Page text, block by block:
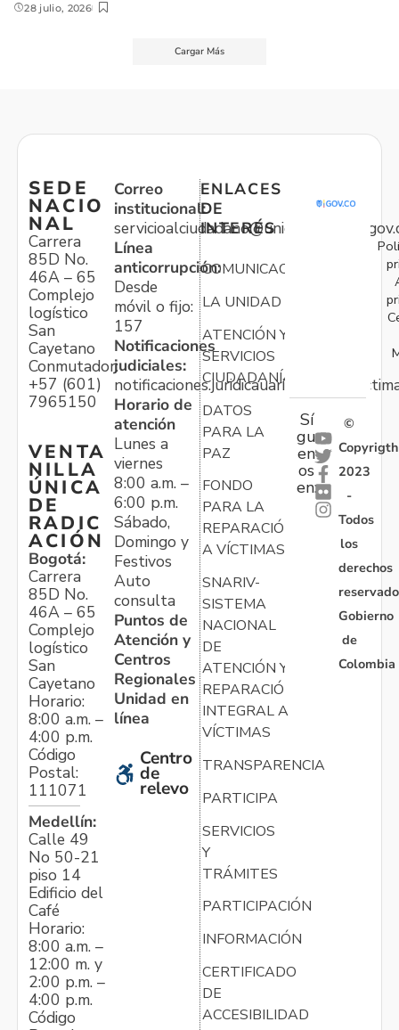
28 julio, 2026
Cargar Más
SEDE
NACIO
NAL
Carrera
85D No.
46A – 65
Complejo
logístico
San
Cayetano
Conmutador:
+57 (601)
7965150
VENTA
NILLA
ÚNICA
DE
RADIC
ACIÓN
Bogotá:
Carrera
85D No.
46A – 65
Complejo
logístico
San
Cayetano
Horario:
8:00 a.m. –
4:00 p.m.
Código
Postal:
111071
Medellín:
Calle 49
No 50-21
piso 14
Edificio del
Café
Horario:
8:00 a.m. –
12:00 m. y
2:00 p.m. –
4:00 p.m.
Código
Correo
institucional:
Línea
anticorrupción:
Desde
móvil o fijo:
157
Notificaciones
judiciales:
Horario de
atención
Lunes a
viernes
8:00 a.m. –
6:00 p.m.
Sábado,
Domingo y
Festivos
Auto
consulta
Puntos de
Atención y
Centros
Regionales
Unidad en
línea
Centro
de
relevo
ENLACES
DE
INTERÉS
COMUNICACIONES
LA UNIDAD
ATENCIÓN Y
SERVICIOS
CIUDADANÍA
DATOS
PARA LA
PAZ
FONDO
PARA LA
REPARACIÓN
A VÍCTIMAS
SNARIV-
SISTEMA
NACIONAL
DE
ATENCIÓN Y
REPARACIÓN
INTEGRAL A
VÍCTIMAS
TRANSPARENCIA
PARTICIPA
SERVICIOS
Y
TRÁMITES
PARTICIPACIÓN
INFORMACIÓN
CERTIFICADO
DE
ACCESIBILIDAD
Sí
gu
en
os
en:
©
Copyrigth
2023
-
Todos
los
derechos
Gobierno
de
Colombia